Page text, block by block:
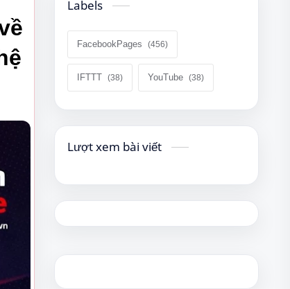
Labels
FacebookPages
IFTTT YouTube
Lượt xem bài viết